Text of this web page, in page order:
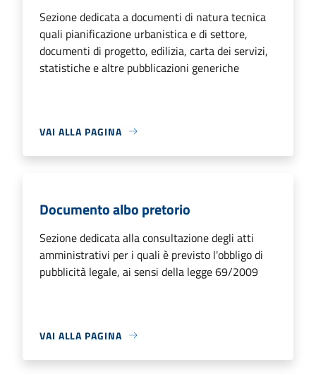
Sezione dedicata a documenti di natura tecnica
quali pianificazione urbanistica e di settore,
documenti di progetto, edilizia, carta dei servizi,
statistiche e altre pubblicazioni generiche
VAI ALLA PAGINA
Documento albo pretorio
Sezione dedicata alla consultazione degli atti
amministrativi per i quali è previsto l'obbligo di
pubblicità legale, ai sensi della legge 69/2009
VAI ALLA PAGINA